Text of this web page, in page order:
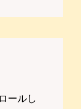
ールし